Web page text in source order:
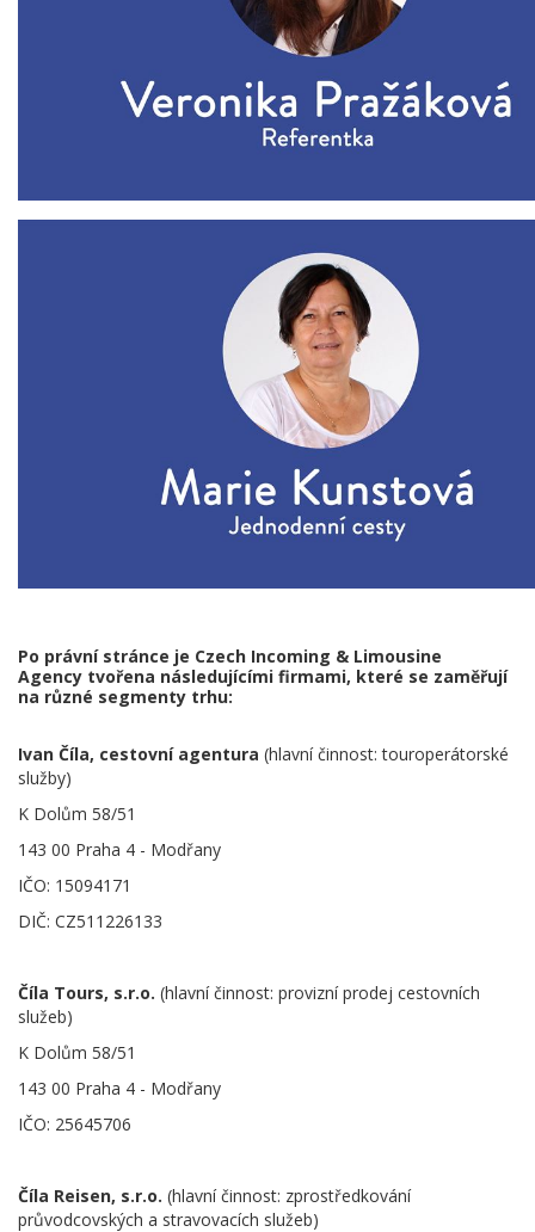
Po právní stránce je Czech Incoming & Limousine
Agency tvořena následujícími firmami, které se zaměřují
na různé segmenty trhu:
Ivan Číla, cestovní agentura (hlavní činnost: touroperátorské
služby)
K Dolům 58/51
143 00 Praha 4 - Modřany
IČO: 15094171
DIČ: CZ511226133
Číla Tours, s.r.o. (hlavní činnost: provizní prodej cestovních
služeb)
K Dolům 58/51
143 00 Praha 4 - Modřany
IČO: 25645706
Číla Reisen, s.r.o. (hlavní činnost: zprostředkování
průvodcovských a stravovacích služeb)